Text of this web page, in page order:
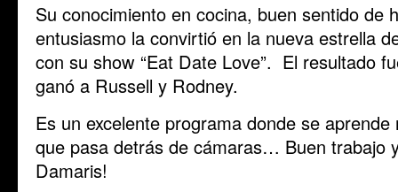
Su conocimiento en cocina, buen sentido de
entusiasmo la convirtió en la nueva estrella
con su show “Eat Date Love”. El resultado
ganó a Russell y Rodney.
Es un excelente programa donde se
que pasa detrás de cámaras… Buen trabajo
Damaris!